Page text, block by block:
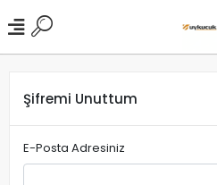
Şifremi Unuttum
E-Posta Adresiniz